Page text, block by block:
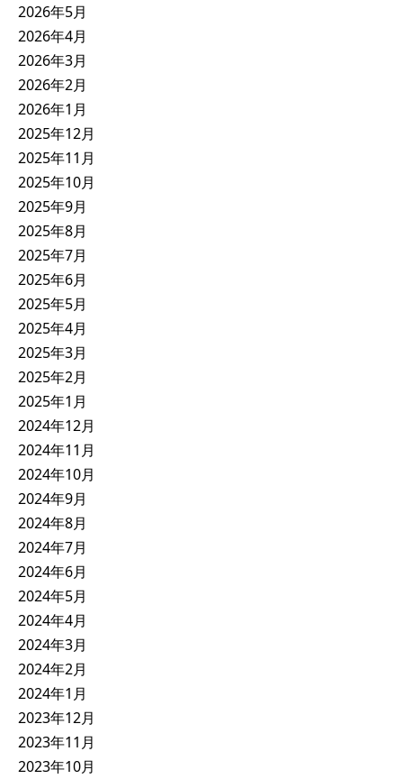
2026年5月
2026年4月
2026年3月
2026年2月
2026年1月
2025年12月
2025年11月
2025年10月
2025年9月
2025年8月
2025年7月
2025年6月
2025年5月
2025年4月
2025年3月
2025年2月
2025年1月
2024年12月
2024年11月
2024年10月
2024年9月
2024年8月
2024年7月
2024年6月
2024年5月
2024年4月
2024年3月
2024年2月
2024年1月
2023年12月
2023年11月
2023年10月